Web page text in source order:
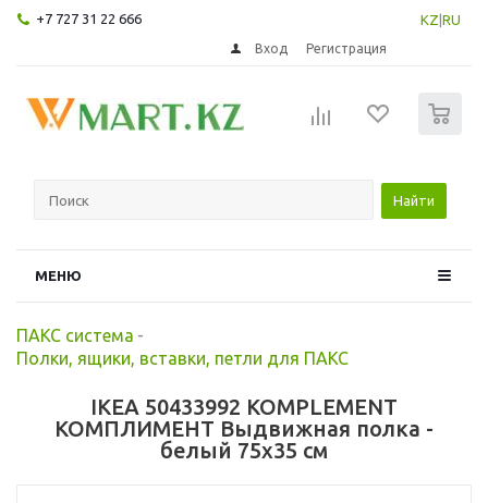
+7 727 31 22 666 KZ RU
Вход Регистрация
Найти
МЕНЮ
ПАКС система -
Полки, ящики, вставки, петли для ПАКС
IKEA 50433992 KOMPLEMENT
КОМПЛИМЕНТ Выдвижная полка -
белый 75x35 см